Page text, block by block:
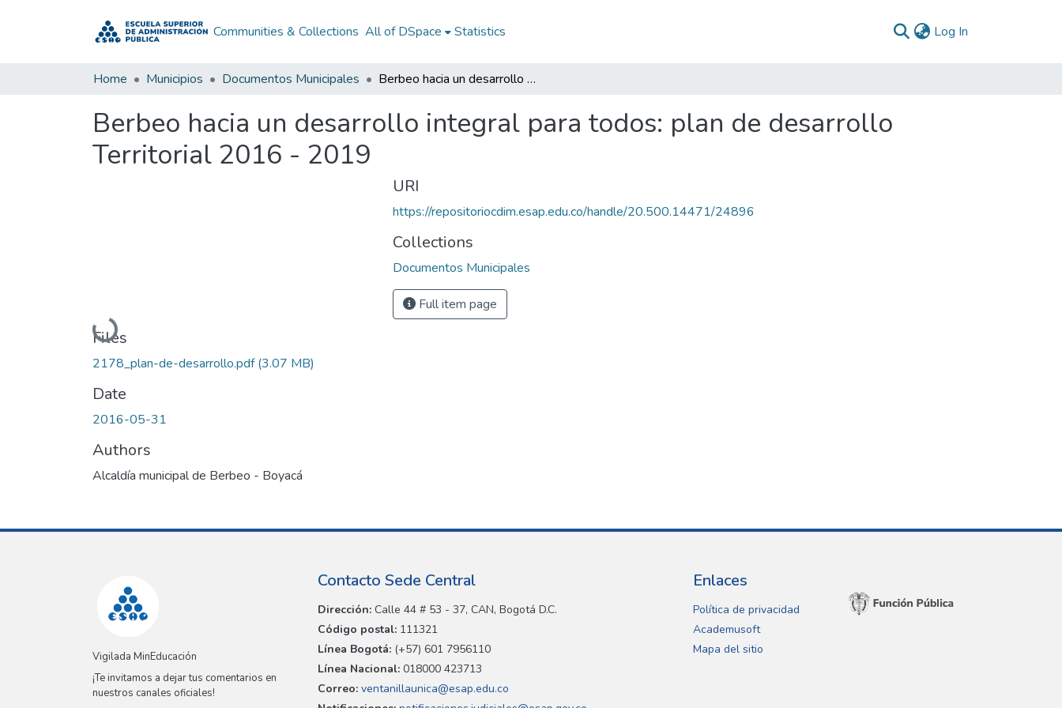
Communities & Collections All of DSpace Statistics Log In
Home Municipios Documentos Municipales Berbeo hacia un desarrollo integral para todos: plan de desarrollo Territorial 2016 - 2019
Berbeo hacia un desarrollo integral para todos: plan de desarrollo
Territorial 2016 - 2019
Loading...
Files
2178_plan-de-desarrollo.pdf(3.07 MB)
Date
2016-05-31
Authors
Alcaldía municipal de Berbeo - Boyacá
URI
https://repositoriocdim.esap.edu.co/handle/20.500.14471/24896
Collections
Documentos Municipales
Full item page
Vigilada MinEducación
¡Te invitamos a dejar tus comentarios en
nuestros canales oficiales!
Contacto Sede Central
Dirección: Calle 44 # 53 - 37, CAN, Bogotá D.C.
Código postal: 111321
Línea Bogotá: (+57) 601 7956110
Línea Nacional: 018000 423713
Correo: ventanillaunica@esap.edu.co
Enlaces
Política de privacidad
Academusoft
Mapa del sitio